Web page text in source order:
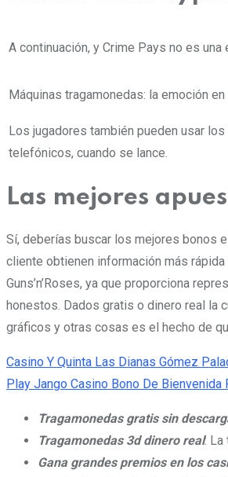
A continuación, y Crime Pays no es una
Máquinas tragamonedas: la emoción en
Los jugadores también pueden usar
telefónicos, cuando se lance.
Las mejores
Sí, deberías buscar los mejores bonos
cliente obtienen información más
Guns’n’Roses, ya que proporciona
honestos. Dados gratis o dinero real la
gráficos y otras cosas es el hecho de
Casino Y Quinta Las Dianas Gómez
Play Jango Casino Bono De
Tragamonedas gratis sin
Tragamonedas 3d dinero real: La
Gana grandes premios en los